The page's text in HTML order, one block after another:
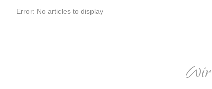
Error: No articles to display
Wir